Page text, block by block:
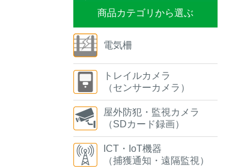
商品カテゴリから選ぶ
電気柵
トレイルカメラ
（センサーカメラ）
屋外防犯・監視カメラ
（SDカード録画）
ICT・IoT機器
（捕獲通知・遠隔監視）